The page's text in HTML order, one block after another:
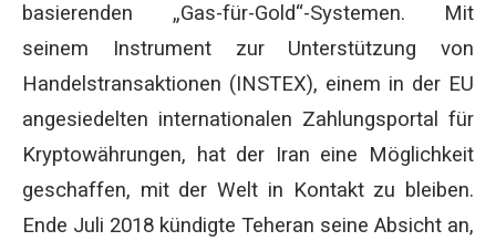
basierenden „Gas-für-Gold“-Systemen. Mit
seinem Instrument zur Unterstützung von
Handelstransaktionen (INSTEX), einem in der EU
angesiedelten internationalen Zahlungsportal für
Kryptowährungen, hat der Iran eine Möglichkeit
geschaffen, mit der Welt in Kontakt zu bleiben.
Ende Juli 2018 kündigte Teheran seine Absicht an,